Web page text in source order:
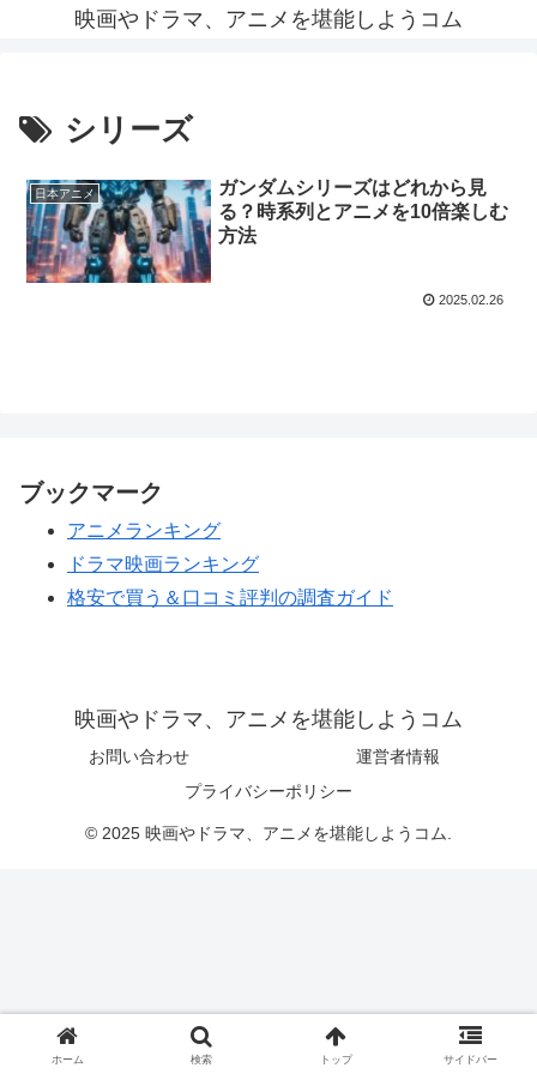
映画やドラマ、アニメを堪能しようコム
シリーズ
日本アニメ
ガンダムシリーズはどれから見
る？時系列とアニメを10倍楽しむ
方法
2025.02.26
ブックマーク
アニメランキング
ドラマ映画ランキング
格安で買う＆口コミ評判の調査ガイド
映画やドラマ、アニメを堪能しようコム
お問い合わせ
運営者情報
プライバシーポリシー
© 2025 映画やドラマ、アニメを堪能しようコム.
ホーム 検索 トップ サイドバー